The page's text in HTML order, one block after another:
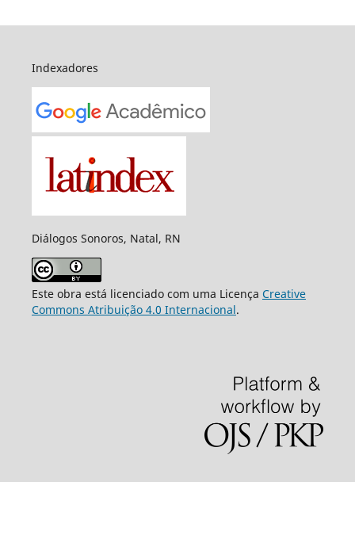
Indexadores
Diálogos Sonoros, Natal, RN
Este obra está licenciado com uma Licença Creative
Commons Atribuição 4.0 Internacional.